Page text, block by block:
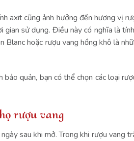
axit cũng ảnh hưởng đến hương vị
sử dụng. Điều này có nghĩa là
Blanc hoặc rượu vang hồng khô là
bảo quản, bạn có thể chọn các loại
rượu vang
sau khi mở. Trong khi rượu vang